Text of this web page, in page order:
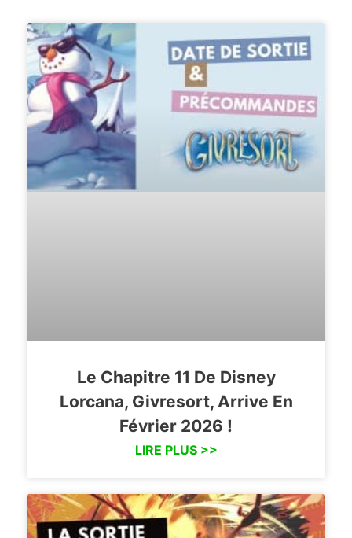
Le Chapitre 11 De Disney
Lorcana, Givresort, Arrive En
Février 2026 !
LIRE PLUS >>